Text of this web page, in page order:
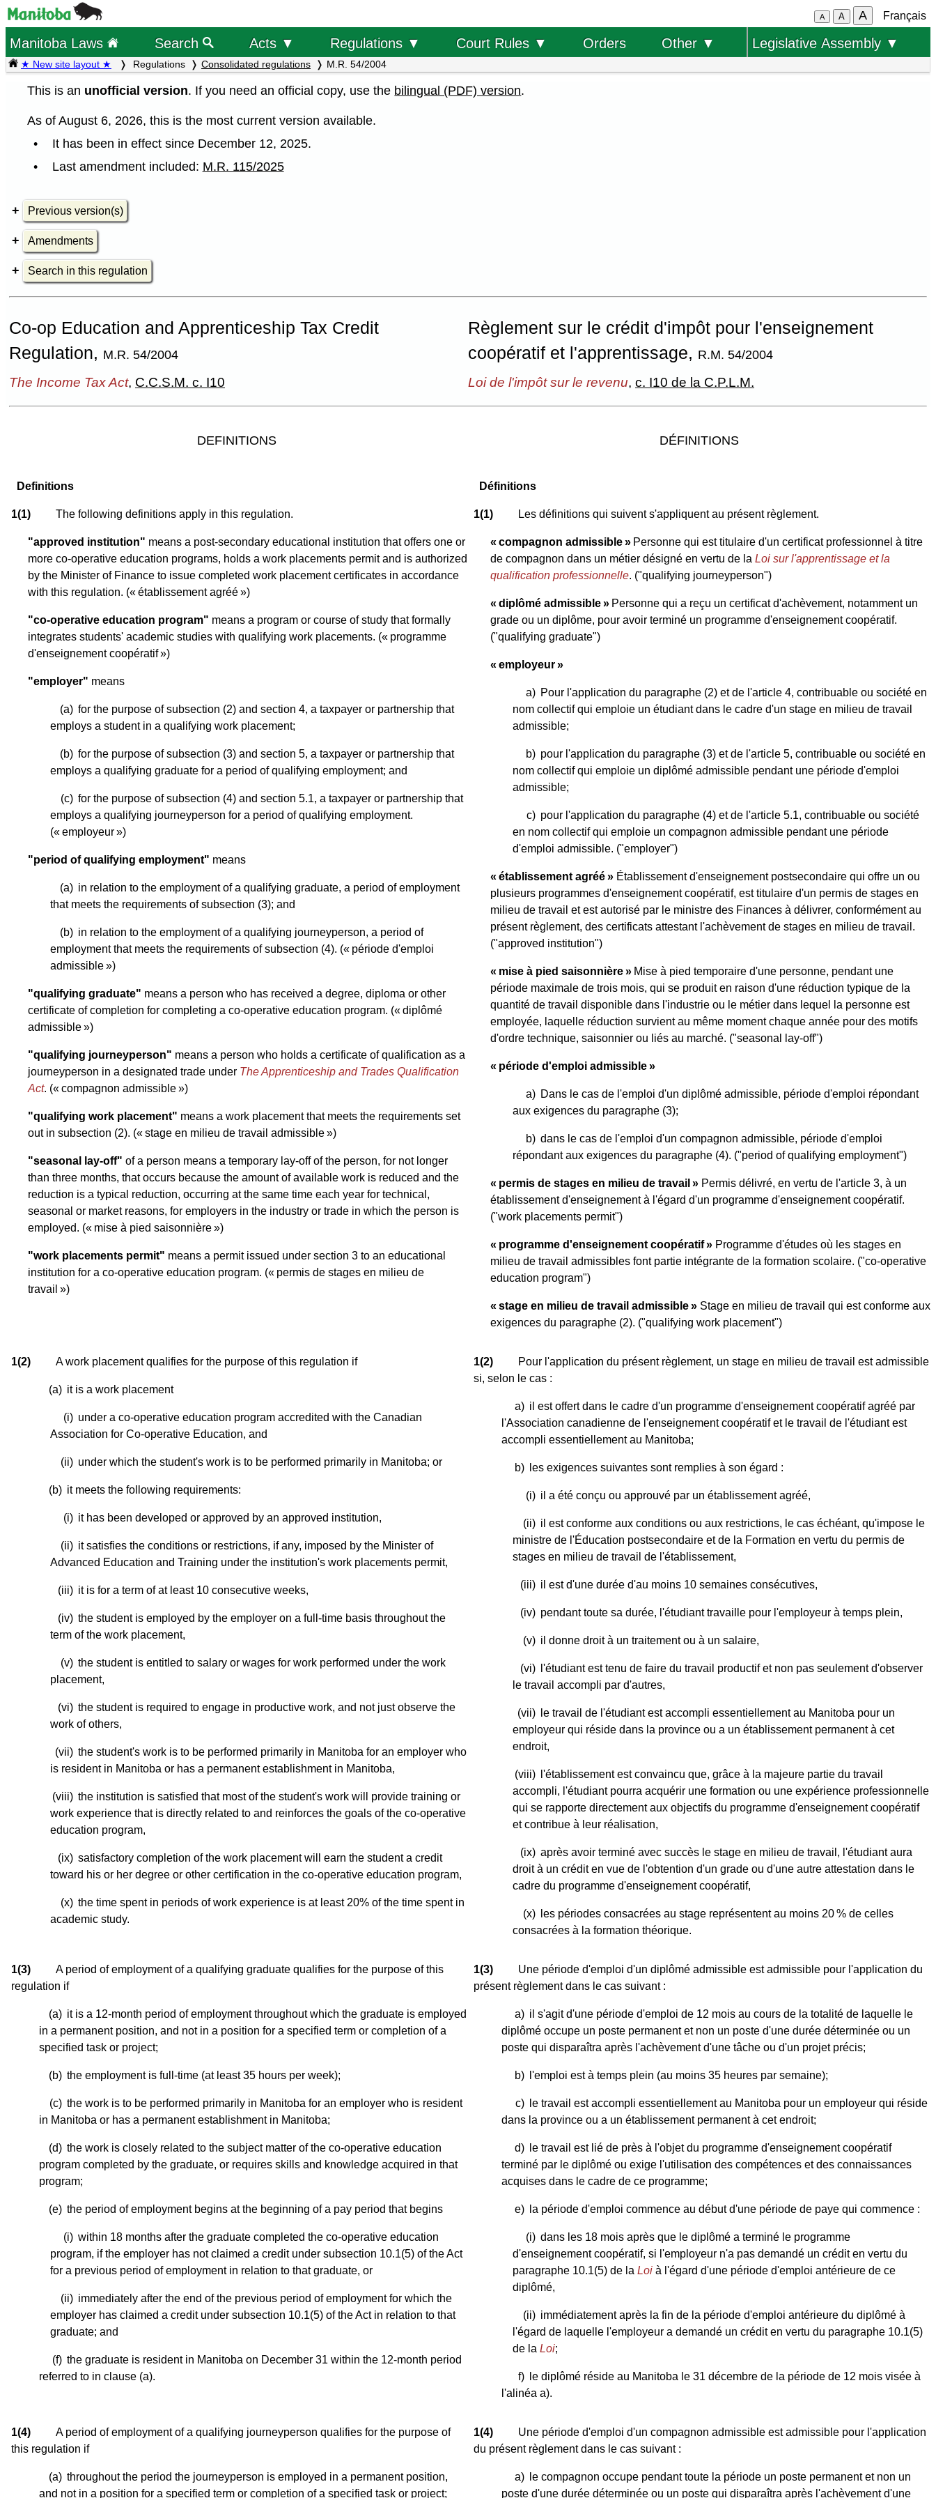
A A A Français
Manitoba Laws Search Acts ▼ Regulations ▼ Court Rules ▼ Orders Other ▼ Legislative Assembly ▼
★ New site layout ★ Regulations Consolidated regulations M.R. 54/2004
This is an unofficial version. If you need an official copy, use the bilingual (PDF) version.
As of August 6, 2026, this is the most current version available.
It has been in effect since December 12, 2025.
Last amendment included: M.R. 115/2025
Previous version(s)
Amendments
Search in this regulation
Co-op Education and Apprenticeship Tax Credit
Regulation, M.R. 54/2004
Règlement sur le crédit d'impôt pour l'enseignement
coopératif et l'apprentissage, R.M. 54/2004
The Income Tax Act, C.C.S.M. c. I10 Loi de l'impôt sur le revenu, c. I10 de la C.P.L.M.
DEFINITIONS DÉFINITIONS
Definitions
1(1) The following definitions apply in this regulation.
"approved institution" means a post-secondary educational institution that offers one or
more co-operative education programs, holds a work placements permit and is authorized
by the Minister of Finance to issue completed work placement certificates in accordance
with this regulation. (« établissement agréé »)
"co-operative education program" means a program or course of study that formally
integrates students' academic studies with qualifying work placements. (« programme
d'enseignement coopératif »)
"employer" means
(a) for the purpose of subsection (2) and section 4, a taxpayer or partnership that
employs a student in a qualifying work placement;
(b) for the purpose of subsection (3) and section 5, a taxpayer or partnership that
employs a qualifying graduate for a period of qualifying employment; and
(c) for the purpose of subsection (4) and section 5.1, a taxpayer or partnership that
employs a qualifying journeyperson for a period of qualifying employment.
(« employeur »)
"period of qualifying employment" means
(a) in relation to the employment of a qualifying graduate, a period of employment
that meets the requirements of subsection (3); and
(b) in relation to the employment of a qualifying journeyperson, a period of
employment that meets the requirements of subsection (4). (« période d'emploi
admissible »)
"qualifying graduate" means a person who has received a degree, diploma or other
certificate of completion for completing a co-operative education program. (« diplômé
admissible »)
"qualifying journeyperson" means a person who holds a certificate of qualification as a
journeyperson in a designated trade under The Apprenticeship and Trades Qualification
Act. (« compagnon admissible »)
"qualifying work placement" means a work placement that meets the requirements set
out in subsection (2). (« stage en milieu de travail admissible »)
"seasonal lay-off" of a person means a temporary lay-off of the person, for not longer
than three months, that occurs because the amount of available work is reduced and the
reduction is a typical reduction, occurring at the same time each year for technical,
seasonal or market reasons, for employers in the industry or trade in which the person is
employed. (« mise à pied saisonnière »)
"work placements permit" means a permit issued under section 3 to an educational
institution for a co-operative education program. (« permis de stages en milieu de
travail »)
Définitions
1(1) Les définitions qui suivent s'appliquent au présent règlement.
« compagnon admissible » Personne qui est titulaire d'un certificat professionnel à titre
de compagnon dans un métier désigné en vertu de la Loi sur l'apprentissage et la
qualification professionnelle. ("qualifying journeyperson")
« diplômé admissible » Personne qui a reçu un certificat d'achèvement, notamment un
grade ou un diplôme, pour avoir terminé un programme d'enseignement coopératif.
("qualifying graduate")
« employeur »
a) Pour l'application du paragraphe (2) et de l'article 4, contribuable ou société en
nom collectif qui emploie un étudiant dans le cadre d'un stage en milieu de travail
admissible;
b) pour l'application du paragraphe (3) et de l'article 5, contribuable ou société en
nom collectif qui emploie un diplômé admissible pendant une période d'emploi
admissible;
c) pour l'application du paragraphe (4) et de l'article 5.1, contribuable ou société
en nom collectif qui emploie un compagnon admissible pendant une période
d'emploi admissible. ("employer")
« établissement agréé » Établissement d'enseignement postsecondaire qui offre un ou
plusieurs programmes d'enseignement coopératif, est titulaire d'un permis de stages en
milieu de travail et est autorisé par le ministre des Finances à délivrer, conformément au
présent règlement, des certificats attestant l'achèvement de stages en milieu de travail.
("approved institution")
« mise à pied saisonnière » Mise à pied temporaire d'une personne, pendant une
période maximale de trois mois, qui se produit en raison d'une réduction typique de la
quantité de travail disponible dans l'industrie ou le métier dans lequel la personne est
employée, laquelle réduction survient au même moment chaque année pour des motifs
d'ordre technique, saisonnier ou liés au marché. ("seasonal lay-off")
« période d'emploi admissible »
a) Dans le cas de l'emploi d'un diplômé admissible, période d'emploi répondant
aux exigences du paragraphe (3);
b) dans le cas de l'emploi d'un compagnon admissible, période d'emploi
répondant aux exigences du paragraphe (4). ("period of qualifying employment")
« permis de stages en milieu de travail » Permis délivré, en vertu de l'article 3, à un
établissement d'enseignement à l'égard d'un programme d'enseignement coopératif.
("work placements permit")
« programme d'enseignement coopératif » Programme d'études où les stages en
milieu de travail admissibles font partie intégrante de la formation scolaire. ("co-operative
education program")
« stage en milieu de travail admissible » Stage en milieu de travail qui est conforme aux
exigences du paragraphe (2). ("qualifying work placement")
1(2) A work placement qualifies for the purpose of this regulation if
(a) it is a work placement
(i) under a co-operative education program accredited with the Canadian
Association for Co-operative Education, and
(ii) under which the student's work is to be performed primarily in Manitoba; or
(b) it meets the following requirements:
(i) it has been developed or approved by an approved institution,
(ii) it satisfies the conditions or restrictions, if any, imposed by the Minister of
Advanced Education and Training under the institution's work placements permit,
(iii) it is for a term of at least 10 consecutive weeks,
(iv) the student is employed by the employer on a full-time basis throughout the
term of the work placement,
(v) the student is entitled to salary or wages for work performed under the work
placement,
(vi) the student is required to engage in productive work, and not just observe the
work of others,
(vii) the student's work is to be performed primarily in Manitoba for an employer who
is resident in Manitoba or has a permanent establishment in Manitoba,
(viii) the institution is satisfied that most of the student's work will provide training or
work experience that is directly related to and reinforces the goals of the co-operative
education program,
(ix) satisfactory completion of the work placement will earn the student a credit
toward his or her degree or other certification in the co-operative education program,
(x) the time spent in periods of work experience is at least 20% of the time spent in
academic study.
1(2)
Pour l'application du présent règlement, un stage en milieu de travail est admissible
si, selon le cas :
a) il est offert dans le cadre d'un programme d'enseignement coopératif agréé par
l'Association canadienne de l'enseignement coopératif et le travail de l'étudiant est
accompli essentiellement au Manitoba;
b) les exigences suivantes sont remplies à son égard :
(i) il a été conçu ou approuvé par un établissement agréé,
(ii) il est conforme aux conditions ou aux restrictions, le cas échéant, qu'impose le
ministre de l'Éducation postsecondaire et de la Formation en vertu du permis de
stages en milieu de travail de l'établissement,
(iii) il est d'une durée d'au moins 10 semaines consécutives,
(iv) pendant toute sa durée, l'étudiant travaille pour l'employeur à temps plein,
(v) il donne droit à un traitement ou à un salaire,
(vi)
l'étudiant est tenu de faire du travail productif et non pas seulement d'observer
le travail accompli par d'autres,
(vii)
le travail de l'étudiant est accompli essentiellement au Manitoba pour un
employeur qui réside dans la province ou a un établissement permanent à cet
endroit,
(viii)
l'établissement est convaincu que, grâce à la majeure partie du travail
accompli, l'étudiant pourra acquérir une formation ou une expérience professionnelle
qui se rapporte directement aux objectifs du programme d'enseignement coopératif
et contribue à leur réalisation,
(ix) après avoir terminé avec succès le stage en milieu de travail, l'étudiant aura
droit à un crédit en vue de l'obtention d'un grade ou d'une autre attestation dans le
cadre du programme d'enseignement coopératif,
(x)
les périodes consacrées au stage représentent au moins 20 % de celles
consacrées à la formation théorique.
1(3)
A period of employment of a qualifying graduate qualifies for the purpose of this
regulation if
(a) it is a 12-month period of employment throughout which the graduate is employed
in a permanent position, and not in a position for a specified term or completion of a
specified task or project;
(b) the employment is full-time (at least 35 hours per week);
(c) the work is to be performed primarily in Manitoba for an employer who is resident
in Manitoba or has a permanent establishment in Manitoba;
(d) the work is closely related to the subject matter of the co-operative education
program completed by the graduate, or requires skills and knowledge acquired in that
program;
(e) the period of employment begins at the beginning of a pay period that begins
(i) within 18 months after the graduate completed the co-operative education
program, if the employer has not claimed a credit under subsection 10.1(5) of the Act
for a previous period of employment in relation to that graduate, or
(ii) immediately after the end of the previous period of employment for which the
employer has claimed a credit under subsection 10.1(5) of the Act in relation to that
graduate; and
(f) the graduate is resident in Manitoba on December 31 within the 12-month period
referred to in clause (a).
1(3)
Une période d'emploi d'un diplômé admissible est admissible pour l'application du
présent règlement dans le cas suivant :
a) il s'agit d'une période d'emploi de 12 mois au cours de la totalité de laquelle le
diplômé occupe un poste permanent et non un poste d'une durée déterminée ou un
poste qui disparaîtra après l'achèvement d'une tâche ou d'un projet précis;
b) l'emploi est à temps plein (au moins 35 heures par semaine);
c)
le travail est accompli essentiellement au Manitoba pour un employeur qui réside
dans la province ou a un établissement permanent à cet endroit;
d)
le travail est lié de près à l'objet du programme d'enseignement coopératif
terminé par le diplômé ou exige l'utilisation des compétences et des connaissances
acquises dans le cadre de ce programme;
e) la période d'emploi commence au début d'une période de paye qui commence :
(i) dans les 18 mois après que le diplômé a terminé le programme
d'enseignement coopératif, si l'employeur n'a pas demandé un crédit en vertu du
paragraphe 10.1(5) de la Loi à l'égard d'une période d'emploi antérieure de ce
diplômé,
(ii) immédiatement après la fin de la période d'emploi antérieure du diplômé à
l'égard de laquelle l'employeur a demandé un crédit en vertu du paragraphe 10.1(5)
de la Loi;
f)
le diplômé réside au Manitoba le 31 décembre de la période de 12 mois visée à
l'alinéa a).
1(4)
A period of employment of a qualifying journeyperson qualifies for the purpose of
this regulation if
(a) throughout the period the journeyperson is employed in a permanent position,
and not in a position for a specified term or completion of a specified task or project;
1(4)
Une période d'emploi d'un compagnon admissible est admissible pour l'application
du présent règlement dans le cas suivant :
a)
le compagnon occupe pendant toute la période un poste permanent et non un
poste d'une durée déterminée ou un poste qui disparaîtra après l'achèvement d'une